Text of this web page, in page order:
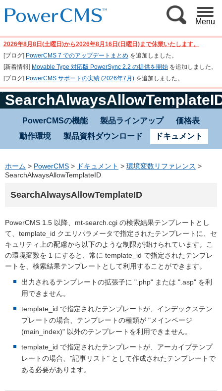
Menu
2026年8月8日(土曜日)から2026年8月16日(日曜日)まで休業いたします。
[ブログ] PowerCMS 7 でのアップデートまとめ を追加しました。
[新着情報] Movable Type 対応版 PowerSync 2.2 の提供を開始を追加しました。
[ブログ] PowerCMS サポートの実績 (2026年7月)を追加しました。
PowerCMSの機能 製品ラインアップ
価格表
動作環境
製品資料ダウンロード ドキュメント
ホーム > PowerCMS > ドキュメント > 環境変数リファレンス >
SearchAlwaysAllowTemplateID
SearchAlwaysAllowTemplateID
PowerCMS 1.5 以降、mt-search.cgi の検索結果テンプレートとし
て、template_id クエリパラメータで指定されたテンプレートに、セ
キュリティ上の配慮から以下のような制限が掛けられています。こ
の環境変数を 1 にすると、常に template_id で指定されたテンプレ
ートを、検索結果テンプレートとして利用することができます。
出力されるテンプレートの拡張子に ".php" または ".asp" を利
用できません。
template_id で指定されたテンプレートが、インデックステン
プレートの場合、テンプレートの種類が "メインページ
(main_index)" 以外のテンプレートを利用できません。
template_id で指定されたテンプレートが、アーカイブテンプ
レートの場合、"記事リスト" として作成されたテンプレートで
ある必要があります。